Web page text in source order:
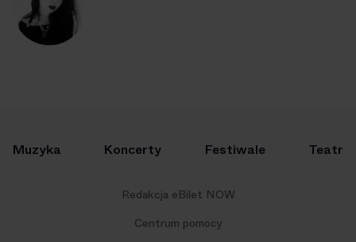
Muzyka Koncerty Festiwale Teatr
Redakcja eBilet NOW
Centrum pomocy